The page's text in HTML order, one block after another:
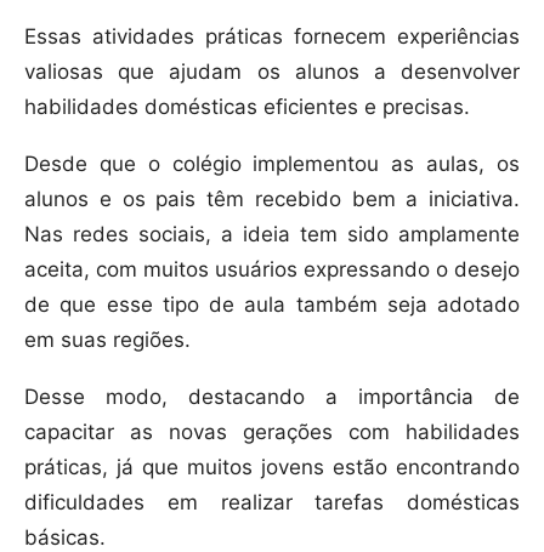
Essas atividades práticas fornecem experiências
valiosas que ajudam os alunos a desenvolver
habilidades domésticas eficientes e precisas.
Desde que o colégio implementou as aulas, os
alunos e os pais têm recebido bem a iniciativa.
Nas redes sociais, a ideia tem sido amplamente
aceita, com muitos usuários expressando o desejo
de que esse tipo de aula também seja adotado
em suas regiões.
Desse modo, destacando a importância de
capacitar as novas gerações com habilidades
práticas, já que muitos jovens estão encontrando
dificuldades em realizar tarefas domésticas
básicas.